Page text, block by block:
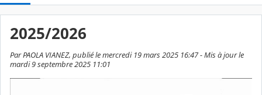
2025/2026
Par PAOLA VIANEZ, publié le mercredi 19 mars 2025 16:47 - Mis à jour le
mardi 9 septembre 2025 11:01